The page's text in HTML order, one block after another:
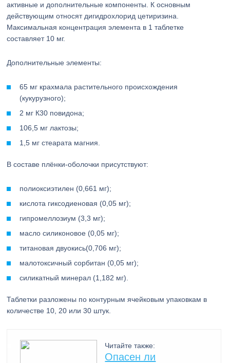
активные и дополнительные компоненты. К основным
действующим относят дигидрохлорид цетиризина.
Максимальная концентрация элемента в 1 таблетке
составляет 10 мг.
Дополнительные элементы:
65 мг крахмала растительного происхождения
(кукурузного);
2 мг К30 повидона;
106,5 мг лактозы;
1,5 мг стеарата магния.
В составе плёнки-оболочки присутствуют:
полиоксиэтилен (0,661 мг);
кислота гиксодиеновая (0,05 мг);
гипромеллозиум (3,3 мг);
масло силиконовое (0,05 мг);
титановая двуокись(0,706 мг);
малотоксичный сорбитан (0,05 мг);
силикатный минерал (1,182 мг).
Таблетки разложены по контурным ячейковым упаковкам в
количестве 10, 20 или 30 штук.
Читайте также:
Опасен ли